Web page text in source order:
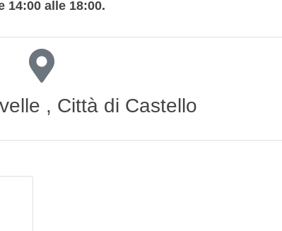
14:00 alle 18:00.
, Città di Castello